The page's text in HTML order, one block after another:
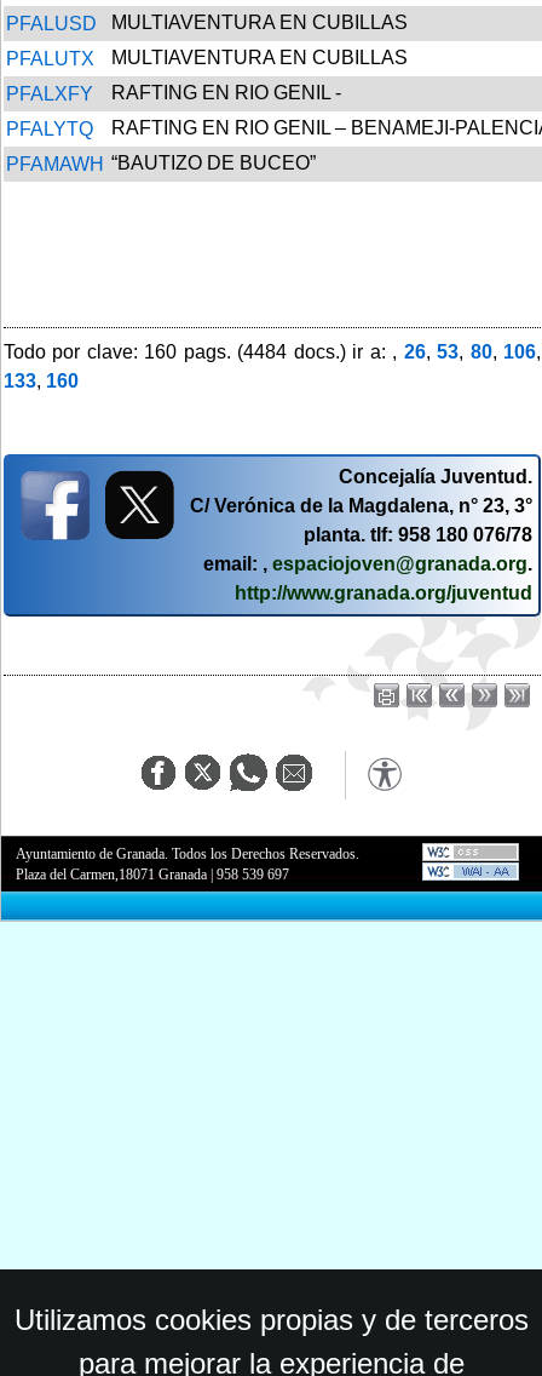
PFALUSD
MULTIAVENTURA EN CUBILLAS
PFALUTX
MULTIAVENTURA EN CUBILLAS
PFALXFY
RAFTING EN RIO GENIL -
PFALYTQ
RAFTING EN RIO GENIL – BENAMEJI-
PFAMAWH “BAUTIZO DE BUCEO”
Todo por clave: 160 pags. (4484 docs.) ir a: , 26,53, 80, 106,
133, 160
Concejalía Juventud.
C/ Verónica de la Magdalena, n° 23, 3°
planta. tlf: 958 180 076/78
email: , espaciojoven@granada.org.
http://www.granada.org/juventud
Ayuntamiento de Granada. Todos los Derechos Reservados.
Plaza del Carmen,18071 Granada |958 539 697
Utilizamos cookies propias y de terceros
para mejorar la experiencia de